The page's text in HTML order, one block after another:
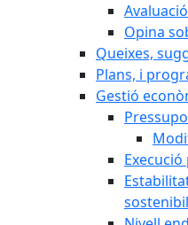
Opina
Queixes,
Plans, i
Gestió